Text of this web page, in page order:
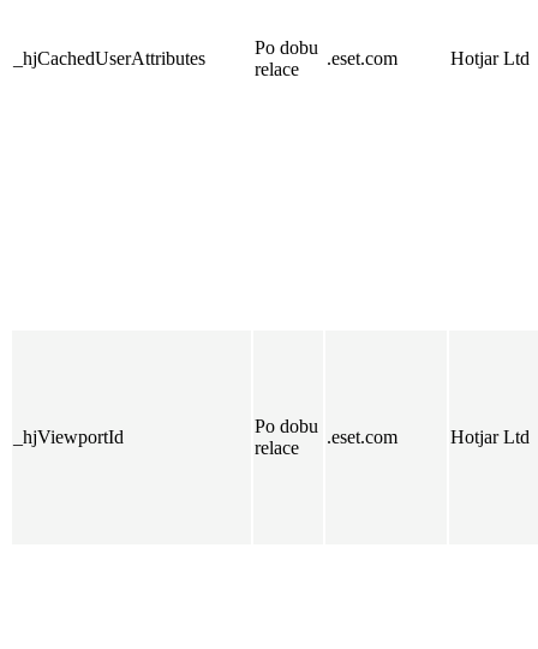
_hjCachedUserAttributes
Po dobu
relace
.eset.com Hotjar Ltd
_hjViewportId
Po dobu
relace
.eset.com Hotjar Ltd